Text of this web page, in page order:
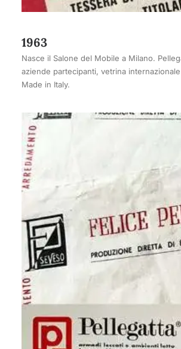
1963
Nasce il Salone del Mobile a Milano.
aziende partecipanti, vetrina
Made in Italy.